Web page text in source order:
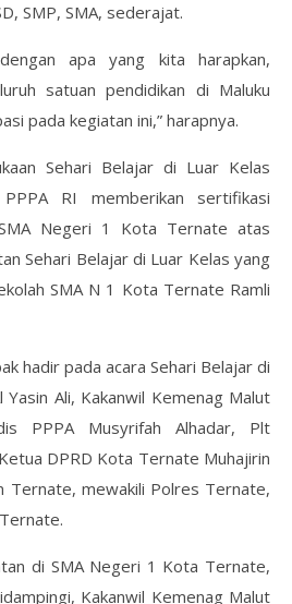
SMP, SMA, sederajat.
apa yang kita harapkan,
satuan pendidikan di Maluku
pada kegiatan ini,” harapnya.
Sehari Belajar di Luar Kelas
RI memberikan sertifikasi
Negeri 1 Kota Ternate atas
Sehari Belajar di Luar Kelas yang
SMA N 1 Kota Ternate Ramli
hadir pada acara Sehari Belajar di
Ali, Kakanwil Kemenag Malut
PPPA Musyrifah Alhadar, Plt
DPRD Kota Ternate Muhajirin
Ternate, mewakili Polres Ternate,
di SMA Negeri 1 Kota Ternate,
Kakanwil Kemenag Malut